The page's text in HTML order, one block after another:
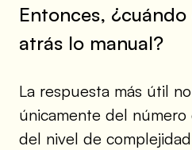
Entonces,
atrás lo manual?
La respuesta más útil
únicamente del número
del nivel de